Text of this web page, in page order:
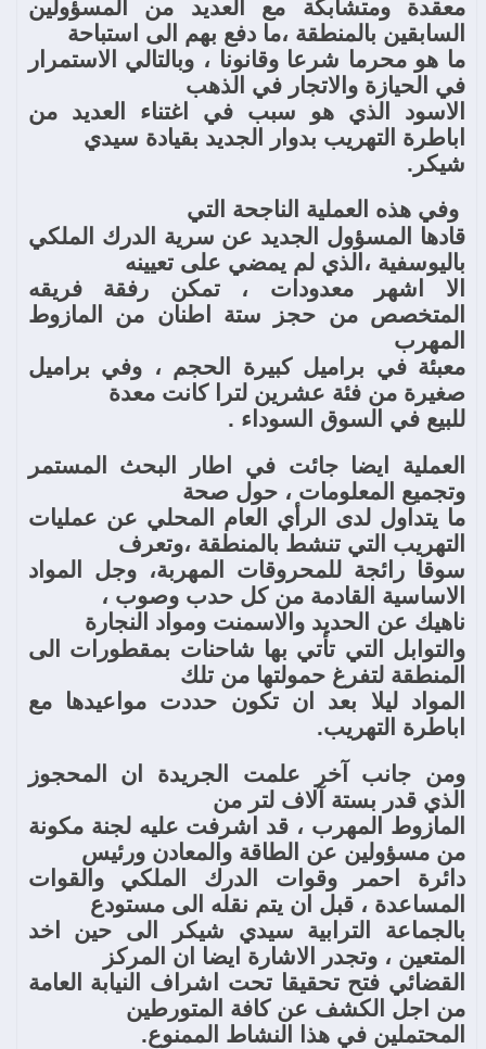
معقدة ومتشابكة مع العديد من المسؤولين
السابقين بالمنطقة ،ما دفع بهم الى استباحة
ما هو محرما شرعا وقانونا ، وبالتالي الاستمرار
في الحيازة والاتجار في الذهب
الاسود الذي هو سبب في اغتناء العديد من
اباطرة التهريب بدوار الجديد بقيادة سيدي
شيكر.
وفي هذه العملية الناجحة التي
قادها المسؤول الجديد عن سرية الدرك الملكي
باليوسفية ،الذي لم يمضي على تعيينه
الا اشهر معدودات ، تمكن رفقة فريقه
المتخصص من حجز ستة اطنان من المازوط
المهرب
معبئة في براميل كبيرة الحجم ، وفي براميل
صغيرة من فئة عشرين لترا كانت معدة
للبيع في السوق السوداء .
العملية ايضا جائت في اطار البحث المستمر
وتجميع المعلومات ، حول صحة
ما يتداول لدى الرأي العام المحلي عن عمليات
التهريب التي تنشط بالمنطقة ،وتعرف
سوقا رائجة للمحروقات المهربة، وجل المواد
الاساسية القادمة من كل حدب وصوب ،
ناهيك عن الحديد والاسمنت ومواد النجارة
والتوابل التي تأتي بها شاحنات بمقطورات الى
المنطقة لتفرغ حمولتها من تلك
المواد ليلا بعد ان تكون حددت مواعيدها مع
اباطرة التهريب.
ومن جانب آخر علمت الجريدة ان المحجوز
الذي قدر بستة آلاف لتر من
المازوط المهرب ، قد اشرفت عليه لجنة مكونة
من مسؤولين عن الطاقة والمعادن ورئيس
دائرة احمر وقوات الدرك الملكي والقوات
المساعدة ، قبل ان يتم نقله الى مستودع
بالجماعة الترابية سيدي شيكر الى حين اخد
المتعين ، وتجدر الاشارة ايضا ان المركز
القضائي فتح تحقيقا تحت اشراف النيابة العامة
من اجل الكشف عن كافة المتورطين
المحتملين في هذا النشاط الممنوع.